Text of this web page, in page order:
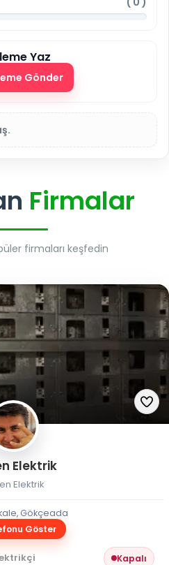
Yaz
Gönder
Firmalar
firmaları keşfedin
Elektrik
Elektrik
Gökçeada
Göster
Kapalı